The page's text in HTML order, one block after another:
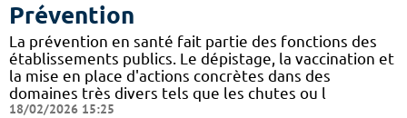
Prévention
La prévention en santé fait partie des fonctions des
établissements publics. Le dépistage, la vaccination et
la mise en place d'actions concrètes dans des
domaines très divers tels que les chutes ou l
18/02/2026 15:25